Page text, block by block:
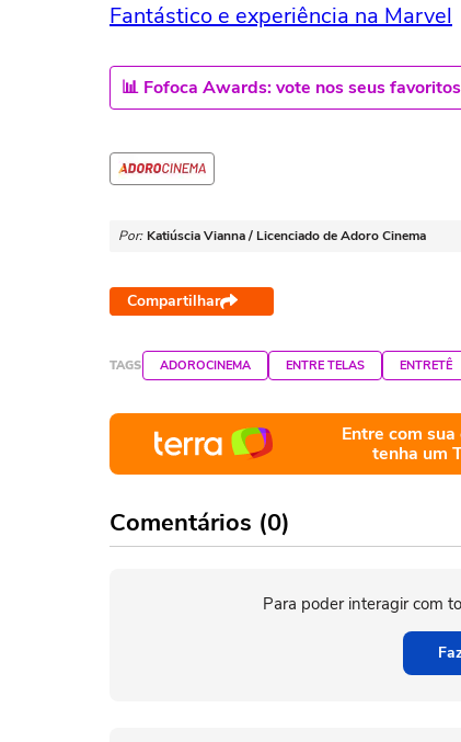
Fantástico e experiência na Marvel
📊 Fofoca Awards: vote nos seus favoritos
Por: Katiúscia Vianna / Licenciado de Adoro Cinema
Compartilhar
TAGS ADOROCINEMA ENTRE TELAS ENTRETÊ
Entre com
tenha um
Comentários (0)
Para poder interagir com